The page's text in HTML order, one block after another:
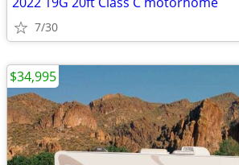
7/30
$34,995